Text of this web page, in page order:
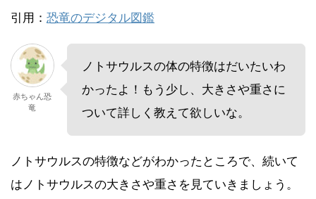
引用： 恐竜のデジタル図鑑
赤ちゃん恐
竜
ノトサウルスの体の特徴はだいたいわ
かったよ！もう少し、大きさや重さに
ついて詳しく教えて欲しいな。
ノトサウルスの特徴などがわかったところで、続いて
はノトサウルスの大きさや重さを見ていきましょう。